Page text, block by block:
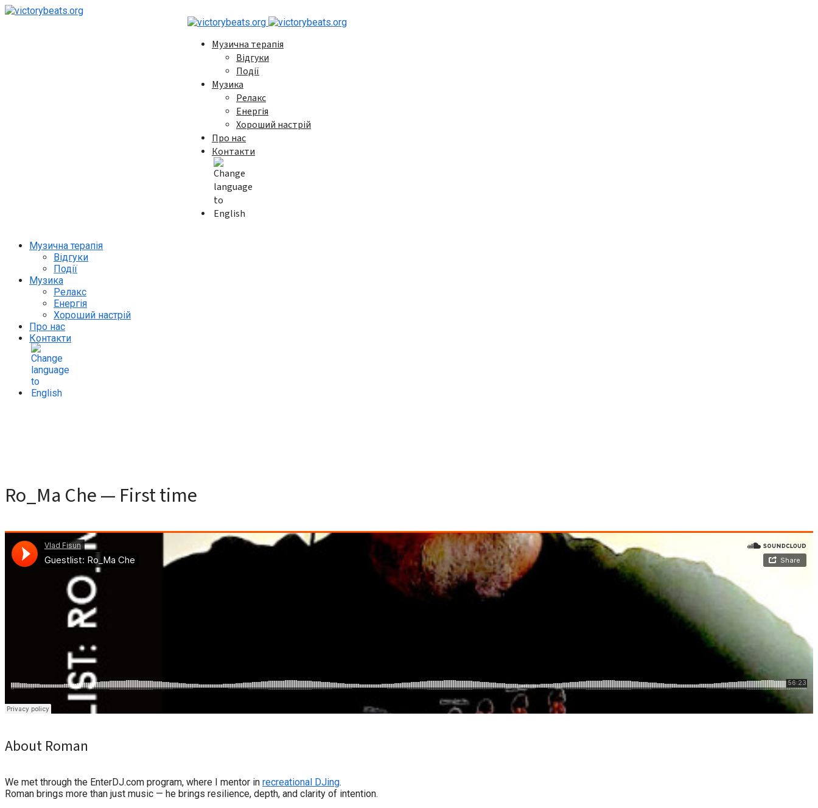
Музична терапія
Відгуки
Події
Музика
Релакс
Енергія
Хороший настрій
Про нас
Контакти
Музична терапія
Відгуки
Події
Музика
Релакс
Енергія
Хороший настрій
Про нас
Контакти
Ro_Ma Che — First time
About Roman
We met through the EnterDJ.com program, where I mentor in recreational DJing.
Roman brings more than just music — he brings resilience, depth, and clarity of intention.